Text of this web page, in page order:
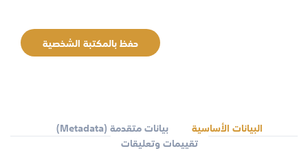
حفظ بالمكتبة الشخصية
البيانات الأساسية
بيانات متقدمة (Metadata)
تقييمات وتعليقات